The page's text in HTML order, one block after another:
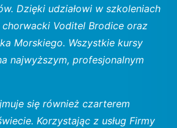
Dzięki udziałowi w szkoleniach
chorwacki Voditel Brodice oraz
Morskiego. Wszystkie kursy
najwyższym, profesjonalnym
się również czarterem
Korzystając z usług Firmy